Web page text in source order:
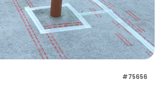
#75656